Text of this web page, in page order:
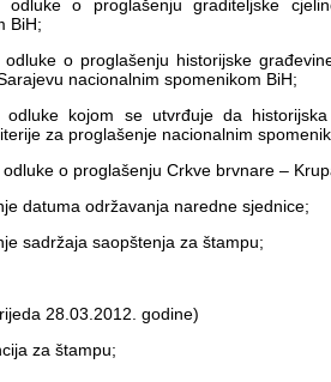
odluke o proglašenju graditeljske
BiH;
odluke o proglašenju historijske
nacionalnim spomenikom BiH;
odluke kojom se utvrđuje da
za proglašenje nacionalnim
o proglašenju Crkve brvnare –
datuma održavanja naredne sjednice;
sadržaja saopštenja za štampu;
28.03.2012. godine)
za štampu;